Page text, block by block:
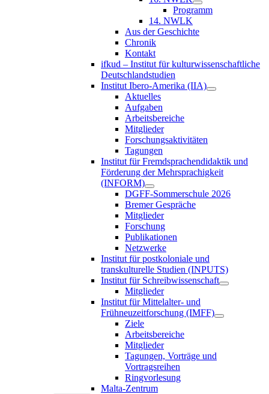
Programm
14. NWLK
Aus der Geschichte
Chronik
Kontakt
ifkud – Institut für kulturwissenschaftliche
Deutschlandstudien
Institut Ibero-Amerika (IIA)
Aktuelles
Aufgaben
Arbeitsbereiche
Mitglieder
Forschungsaktivitäten
Tagungen
Institut für Fremdsprachendidaktik und
Förderung der Mehrsprachigkeit
(INFORM)
DGFF-Sommerschule 2026
Bremer Gespräche
Mitglieder
Forschung
Publikationen
Netzwerke
Institut für postkoloniale und
transkulturelle Studien (INPUTS)
Institut für Schreibwissenschaft
Mitglieder
Institut für Mittelalter- und
Frühneuzeitforschung (IMFF)
Ziele
Arbeitsbereiche
Mitglieder
Tagungen, Vorträge und
Vortragsreihen
Ringvorlesung
Malta-Zentrum